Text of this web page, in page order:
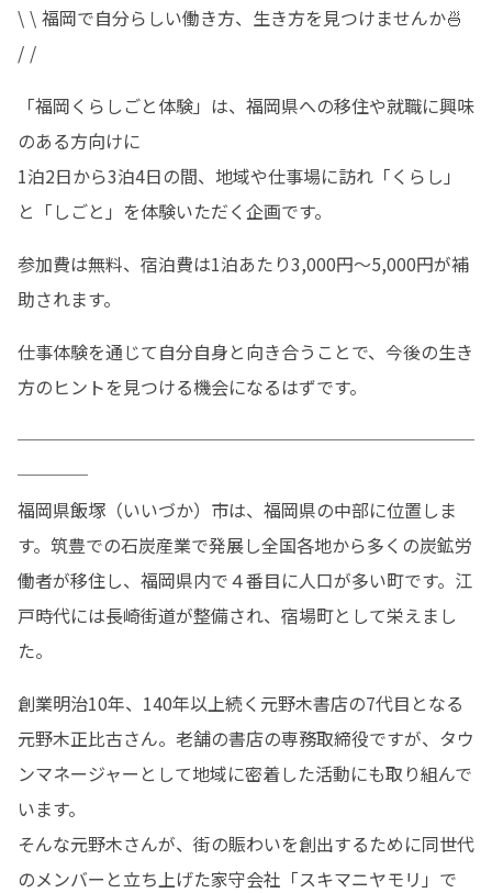
\ \ 福岡で自分らしい働き方、生き方を見つけませんか🍜
/ /
「福岡くらしごと体験」は、福岡県への移住や就職に興味
のある方向けに
1泊2日から3泊4日の間、地域や仕事場に訪れ「くらし」
と「しごと」を体験いただく企画です。
参加費は無料、宿泊費は1泊あたり3,000円〜5,000円が補
助されます。
仕事体験を通じて自分自身と向き合うことで、今後の生き
方のヒントを見つける機会になるはずです。
──────────────────────────
────
福岡県飯塚（いいづか）市は、福岡県の中部に位置しま
す。筑豊での石炭産業で発展し全国各地から多くの炭鉱労
働者が移住し、福岡県内で４番目に人口が多い町です。江
戸時代には長崎街道が整備され、宿場町として栄えまし
た。
創業明治10年、140年以上続く元野木書店の7代目となる
元野木正比古さん。老舗の書店の専務取締役ですが、タウ
ンマネージャーとして地域に密着した活動にも取り組んで
います。
そんな元野木さんが、街の賑わいを創出するために同世代
のメンバーと立ち上げた家守会社「スキマニヤモリ」で